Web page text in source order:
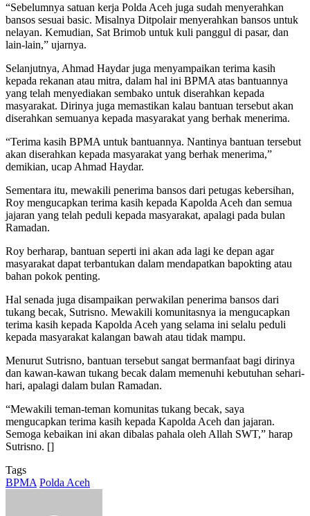
“Sebelumnya satuan kerja Polda Aceh juga sudah menyerahkan
bansos sesuai basic. Misalnya Ditpolair menyerahkan bansos untuk
nelayan. Kemudian, Sat Brimob untuk kuli panggul di pasar, dan
lain-lain,” ujarnya.
Selanjutnya, Ahmad Haydar juga menyampaikan terima kasih
kepada rekanan atau mitra, dalam hal ini BPMA atas bantuannya
yang telah menyediakan sembako untuk diserahkan kepada
masyarakat. Dirinya juga memastikan kalau bantuan tersebut akan
diserahkan semuanya kepada masyarakat yang berhak menerima.
“Terima kasih BPMA untuk bantuannya. Nantinya bantuan tersebut
akan diserahkan kepada masyarakat yang berhak menerima,”
demikian, ucap Ahmad Haydar.
Sementara itu, mewakili penerima bansos dari petugas kebersihan,
Roy mengucapkan terima kasih kepada Kapolda Aceh dan semua
jajaran yang telah peduli kepada masyarakat, apalagi pada bulan
Ramadan.
Roy berharap, bantuan seperti ini akan ada lagi ke depan agar
masyarakat dapat terbantukan dalam mendapatkan bapokting atau
bahan pokok penting.
Hal senada juga disampaikan perwakilan penerima bansos dari
tukang becak, Sutrisno. Mewakili komunitasnya ia mengucapkan
terima kasih kepada Kapolda Aceh yang selama ini selalu peduli
kepada masyarakat kalangan bawah atau tidak mampu.
Menurut Sutrisno, bantuan tersebut sangat bermanfaat bagi dirinya
dan kawan-kawan tukang becak dalam memenuhi kebutuhan sehari-
hari, apalagi dalam bulan Ramadan.
“Mewakili teman-teman komunitas tukang becak, saya
mengucapkan terima kasih kepada Kapolda Aceh dan jajaran.
Semoga kebaikan ini akan dibalas pahala oleh Allah SWT,” harap
Sutrisno. []
Tags
BPMA Polda Aceh